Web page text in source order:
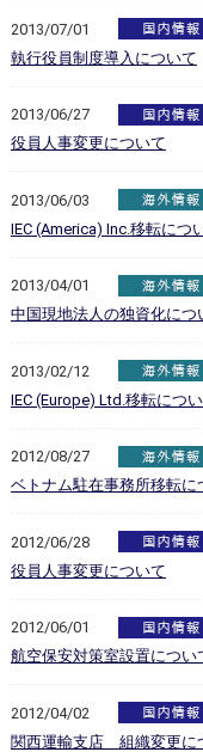
2013/07/01
執行役員制度導入について
2013/06/27
役員人事変更について
2013/06/03
IEC (America) Inc.移転につ
2013/04/01
中国現地法人の独資化につ
2013/02/12
IEC (Europe) Ltd.移転につ
2012/08/27
ベトナム駐在事務所移転に
2012/06/28
役員人事変更について
2012/06/01
航空保安対策室設置につい
2012/04/02
関西運輸支店 組織変更に